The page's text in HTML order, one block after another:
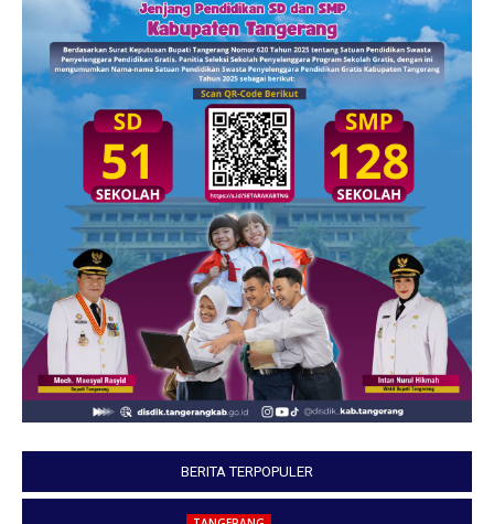
BERITA TERPOPULER